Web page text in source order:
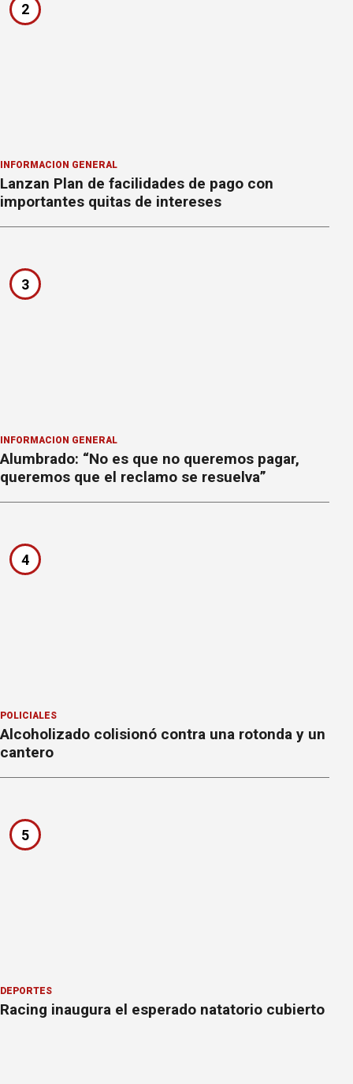
2
INFORMACION GENERAL
Lanzan Plan de facilidades de pago con
importantes quitas de intereses
3
INFORMACION GENERAL
Alumbrado: “No es que no queremos pagar,
queremos que el reclamo se resuelva”
4
POLICIALES
Alcoholizado colisionó contra una rotonda y un
cantero
5
DEPORTES
Racing inaugura el esperado natatorio cubierto